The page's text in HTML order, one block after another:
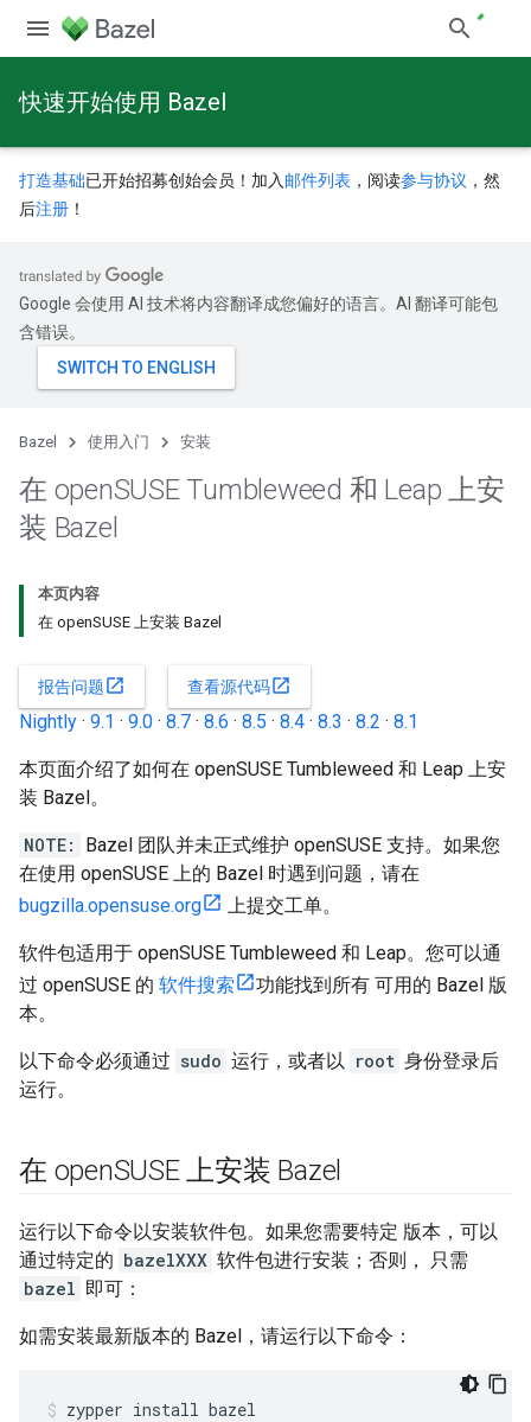
快速开始使用 Bazel
打造基础已开始招募创始会员！加入 邮件列表 ，阅读参与协议 ，然
后注册 ！
Google 会使用 AI 技术将内容翻译成您偏好的语言。AI 翻译可能包
含错误。
Bazel 使用入门 安装
在 openSUSE Tumbleweed 和 Leap 上安
装 Bazel
本页内容
在 openSUSE 上安装 Bazel
报告问题open_in_new 查看源代码open_in_new
Nightly · 9.1 · 9.0 · 8.7 · 8.6 · 8.5 · 8.4 · 8.3 · 8.2 · 8.1
本页面介绍了如何在 openSUSE Tumbleweed 和 Leap 上安
装 Bazel。
NOTE:
Bazel 团队并未正式维护 openSUSE 支持。如果您
在使用 openSUSE 上的 Bazel 时遇到问题，请在
bugzilla.opensuse.org
上提交工单。
软件包适用于 openSUSE Tumbleweed 和 Leap。您可以通
过 openSUSE 的 软件搜索
功能找到所有 可用的 Bazel 版
本。
以下命令必须通过 sudo 运行，或者以 root 身份登录后
运行。
在 openSUSE 上安装 Bazel
运行以下命令以安装软件包。如果您需要特定 版本，可以
通过特定的 bazelXXX 软件包进行安装；否则， 只需
bazel 即可：
如需安装最新版本的 Bazel，请运行以下命令：
zypper install bazel